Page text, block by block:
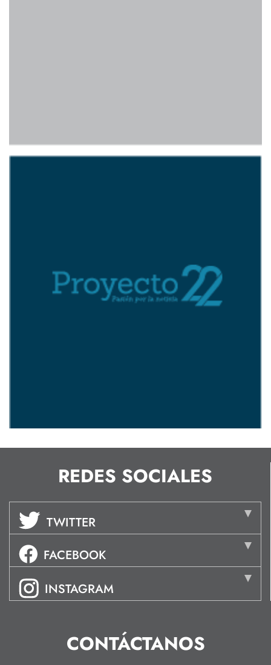
REDES SOCIALES
TWITTER
FACEBOOK
INSTAGRAM
CONTÁCTANOS